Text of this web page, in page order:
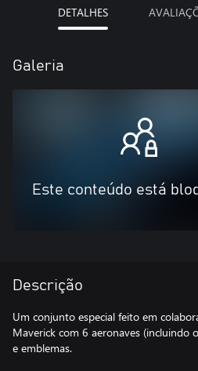
DETALHES
Galeria
Este conteúdo está
Descrição
Um conjunto especial feito em
Maverick com 6 aeronaves (incluindo
e emblemas.